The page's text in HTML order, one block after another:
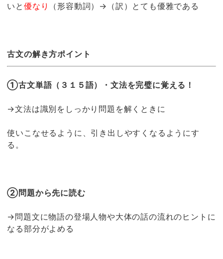
いと優なり （形容動詞）→（訳）とても優雅である
古文の解き方ポイント
①古文単語（３１５語）・文法を完璧に覚える！
→文法は識別をしっかり問題を解くときに
使いこなせるように、引き出しやすくなるようにす
る。
②問題から先に読む
→問題文に物語の登場人物や大体の話の流れのヒントに
なる部分がよめる